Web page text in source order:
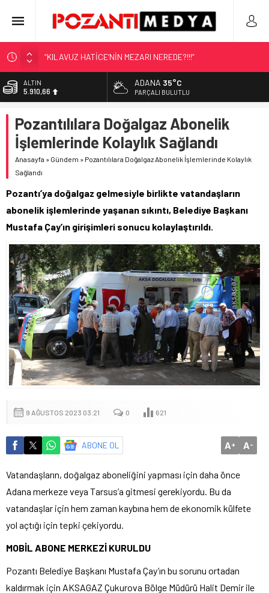
“KILAVUZ HATİCE’NİN MEZARI NEREDE?!!!”
Adana’nın Gizli Cenneti Pozantı Akçatekir Yaylası
Yılmaz Soğutma’dan Buzdolabı Uyarısı
Ajans
Harun YÜCEL Yazdı: İLBER ORTAYLI
BİST
11.456,34
42,6961
EURO
50,2615
ALTIN
ADANA 35°C
PARÇALI BULUTLU
Pozantılılara Doğalgaz Abonelik
İşlemlerinde Kolaylık Sağlandı
Anasayfa » Gündem » Pozantılılara Doğalgaz Abonelik İşlemlerinde Kolaylık
Sağlandı
Pozantı’ya doğalgaz gelmesiyle birlikte vatandaşların
abonelik işlemlerinde yaşanan sıkıntı, Belediye Başkanı
Mustafa Çay’ın girişimleri sonucu kolaylaştırıldı.
9 AĞUSTOS 2023 03:21 0 621
ABONE OL A+ A-
Vatandaşların, doğalgaz aboneliğini yapması için daha önce
Adana merkeze veya Tarsus’a gitmesi gerekiyordu. Bu da
vatandaşlar için hem zaman kaybına hem de ekonomik külfete
yol açtığı için tepki çekiyordu.
MOBİL ABONE MERKEZİ KURULDU
Pozantı Belediye Başkanı Mustafa Çay’ın bu sorunu ortadan
kaldırmak için AKSAGAZ Çukurova Bölge Müdürü Halit Demir ile